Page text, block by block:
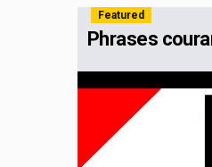
Featured
Phrases